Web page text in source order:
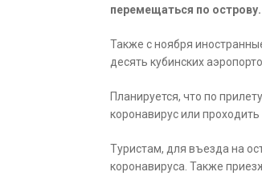
перемещаться по острову.
Также с ноября
десять кубинских
Планируется, что по
коронавирус или проходить
Туристам, для въезда на
коронавируса. Также